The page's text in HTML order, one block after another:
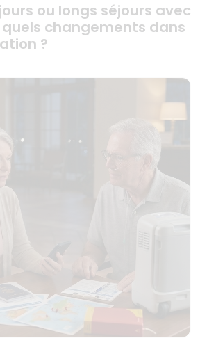
ou longs séjours avec
quels changements dans
?